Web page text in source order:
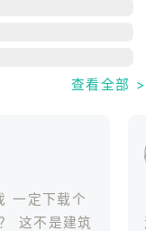
您的朋友一起玩游
中心每天查看新的
域。收集资源，收
胜。
查看全部 >
一定下载个
游